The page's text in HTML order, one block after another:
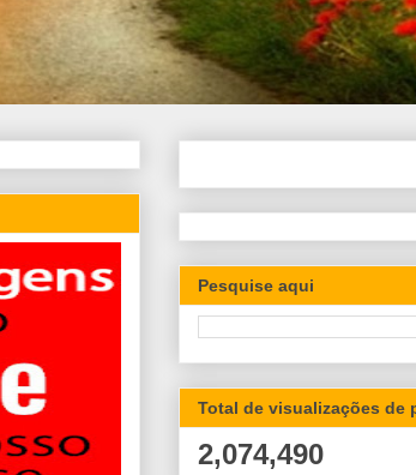
Pesquise aqui
Total de visualizações de
2,074,490